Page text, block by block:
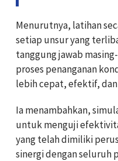
Menurutnya, latihan
setiap unsur yang
tanggung jawab
proses penanganan
lebih cepat, efektif,
Ia menambahkan,
untuk menguji
yang telah dimiliki
sinergi dengan seluruh